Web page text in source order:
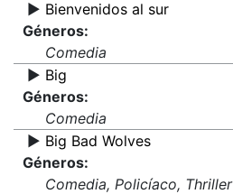
▶️ Bienvenidos al sur
Géneros:
Comedia
▶️ Big
Géneros:
Comedia
▶️ Big Bad Wolves
Géneros:
Comedia, Policíaco, Thriller